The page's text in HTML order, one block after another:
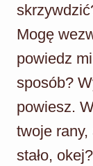
Mogę
powiedz
sposób?
powiesz.
twoje
stało,